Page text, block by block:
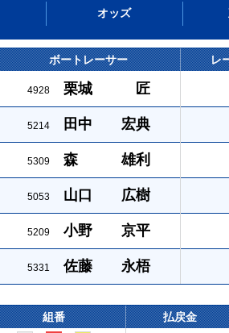
オッズ
ボートレーサー レ
4928 栗城 匠
5214 田中 宏典
5309 森 雄利
5053 山口 広樹
5209 小野 京平
5331 佐藤 永梧
組番 払戻金